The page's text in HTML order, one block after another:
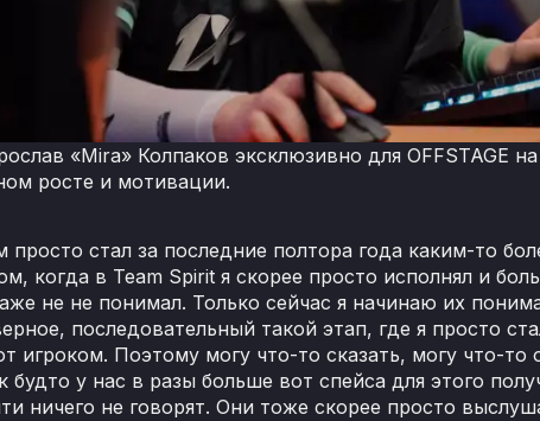
«Mira» Колпаков эксклюзивно для OFFSTAGE
росте и мотивации.
просто стал за последние полтора года каким-то
когда в Team Spirit я скорее просто исполнял и
не не понимал. Только сейчас я начинаю их
последовательный такой этап, где я просто
игроком. Поэтому могу что-то сказать, могу что-то
будто у нас в разы больше вот спейса для этого
ничего не говорят. Они тоже скорее просто